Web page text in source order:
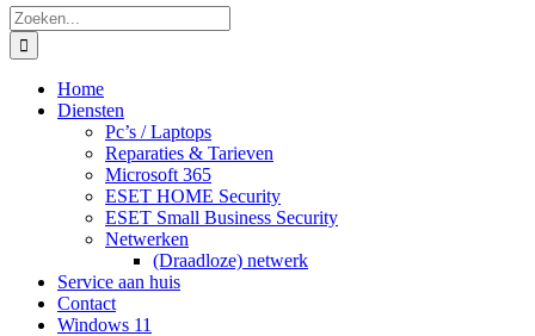
Zoeken
naar:
Home
Diensten
Pc’s / Laptops
Reparaties & Tarieven
Microsoft 365
ESET HOME Security
ESET Small Business Security
Netwerken
(Draadloze) netwerk
Service aan huis
Contact
Windows 11